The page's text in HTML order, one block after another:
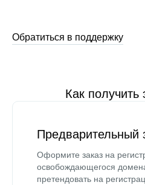
Обратиться в поддержку
Как получить
Предварительный
Оформите заказ на
освобождающегося
претендовать на